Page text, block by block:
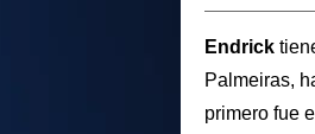
Endrick
Palmeiras,
primero fue